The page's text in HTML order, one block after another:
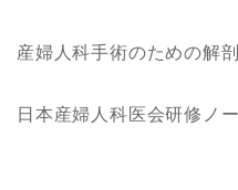
産婦人科手術のための解
日本産婦人科医会研修ノ